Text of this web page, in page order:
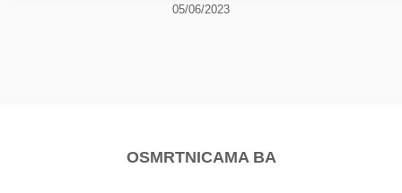
05/06/2023
OSMRTNICAMA BA